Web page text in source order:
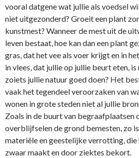
vooral datgene wat jullie als voedsel
niet uitgezonderd? Groeit een plant
kunstmest? Wanneer de mest uit de
leven bestaat, hoe kan dan een plant
gras, dat het vee als voer krijgt en in
in vlees, dat jullie op jullie beurt eten,
zoiets jullie natuur goed doen? Het
vaak het tegendeel veroorzaken van
wonen in grote steden niet al jullie
Zoals in de buurt van begraafplaatsen
overblijfselen de grond bemesten, zo
materiële en geestelijke verrotting, die
zwaar maakt en door ziektes bekort.